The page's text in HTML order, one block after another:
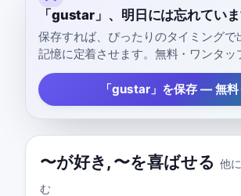
「gustar」、明日には忘れてい
保存すれば、ぴったりのタイミングで
記憶に定着させます。無料・ワンタッ
「gustar」を保存 — 無料
〜が好き , 〜を喜ばせる 他
む